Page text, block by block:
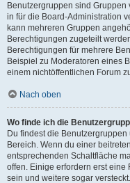
Benutzergruppen sind
in für die Board-Administration
kann mehreren Gruppen
Berechtigungen zugeteilt
Berechtigungen für mehrere
Beispiel zu Moderatoren eines
einem nichtöffentlichen Forum
Nach oben
Wo finde ich die
Du findest die
Bereich. Wenn du einer
entsprechenden Schaltfläche
offen. Einige erfordern erst
sein und weitere sogar